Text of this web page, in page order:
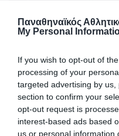
Παναθηναϊκός
My Personal
If you wish to opt-out of
processing of your
targeted advertising by
section to confirm your
opt-out request is
interest-based ads based
us or personal information
Τελείωσαν
Άλλη μία νίκη
Παναθηναϊκού.
31.07.2026 E-SPORTS